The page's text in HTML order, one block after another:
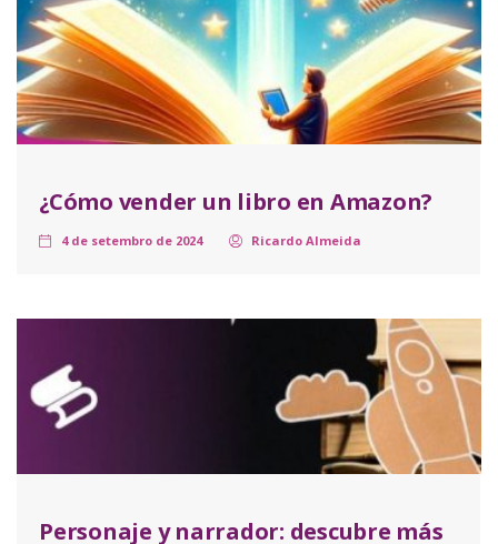
¿Cómo vender un libro en Amazon?
4 de setembro de 2024 Ricardo Almeida
Personaje y narrador: descubre más